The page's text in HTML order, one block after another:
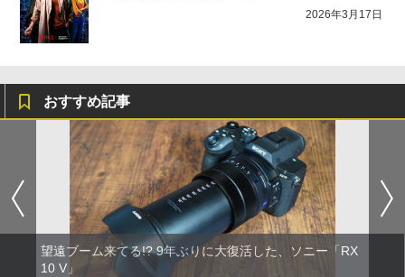
2026年3月17日
おすすめ記事
望遠ブーム来てる!? 9年ぶりに大復活した、ソニー「RX
10 V」